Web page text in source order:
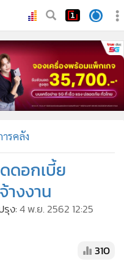
รคลัง
ดอกเบี้ย
างงาน
ง:4 พ.ย. 2562 12:25
310